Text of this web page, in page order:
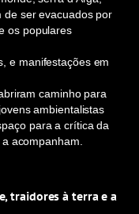
de ser evacuados por
os populares
e manifestações em
caminho para
ambientalistas
para a crítica da
acompanham.
traidores à terra e a